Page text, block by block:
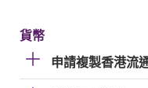
貨幣
申請複製香港流